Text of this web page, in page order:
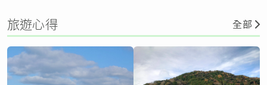
旅遊心得 全部